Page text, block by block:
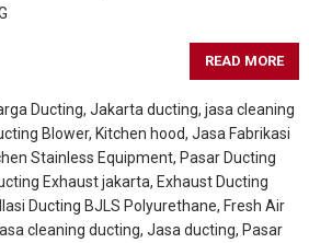
READ MORE
Ducting,Jakarta ducting,jasa cleaning
Blower, Kitchen hood,Jasa Fabrikasi
Stainless Equipment,Pasar Ducting
Exhaust jakarta,Exhaust Ducting
Ducting BJLS Polyurethane,Fresh Air
cleaning ducting,Jasa ducting,Pasar